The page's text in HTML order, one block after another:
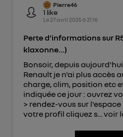
Pierre46
1 like
Le 27 avril 2025à 21:16
Perte d'informations sur
klaxonne...)
Bonsoir, depuis
Renault je n'ai plus accès
charge, clim, position etc
indiquée ce jour : ouvrez
> rendez-vous sur
votre profil cliquez s... voir